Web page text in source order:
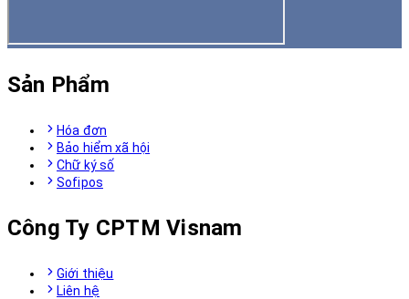
Sản Phẩm
Hóa đơn
Bảo hiểm xã hội
Chữ ký số
Sofipos
Công Ty CPTM Visnam
Giới thiệu
Liên hệ